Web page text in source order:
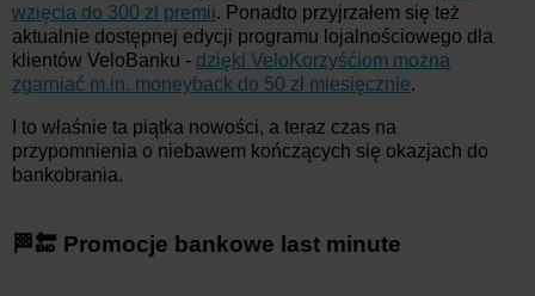
wzięcia do 300 zł premii. Ponadto przyjrzałem się też
aktualnie dostępnej edycji programu lojalnościowego dla
klientów VeloBanku - dzięki VeloKorzyśćiom można
zgarniać m.in. moneyback do 50 zł miesięcznie.
I to właśnie ta piątka nowości, a teraz czas na
przypomnienia o niebawem kończących się okazjach do
bankobrania.
🏁🔚 Promocje bankowe last minute